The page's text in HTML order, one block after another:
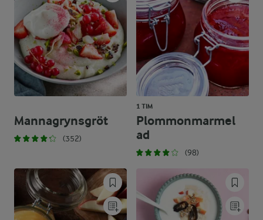
Mannagrynsgröt
(352)
1 TIM
Plommonmarmel
ad
(98)